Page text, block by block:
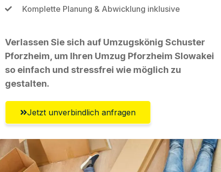
Komplette Planung & Abwicklung inklusive
Verlassen Sie sich auf Umzugskönig Schuster
Pforzheim, um Ihren Umzug Pforzheim Slowakei
so einfach und stressfrei wie möglich zu
gestalten.
Jetzt unverbindlich anfragen